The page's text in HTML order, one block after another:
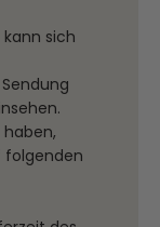
sich
folgenden